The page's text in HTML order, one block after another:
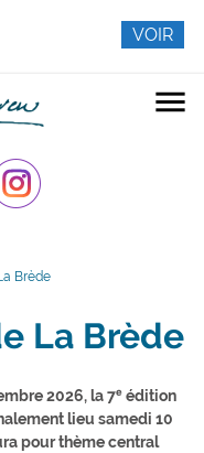
menu
Brède
La Brède
2026, la 7ᵉ édition
lieu samedi 10
pour thème central
VOIR